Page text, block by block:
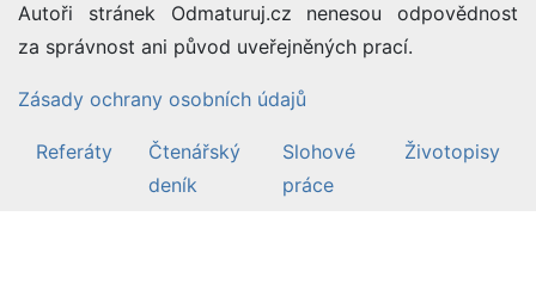
Autoři stránek Odmaturuj.cz nenesou odpovědnost
za správnost ani původ uveřejněných prací.
Zásady ochrany osobních údajů
Referáty
Čtenářský
deník
Slohové
práce
Životopisy